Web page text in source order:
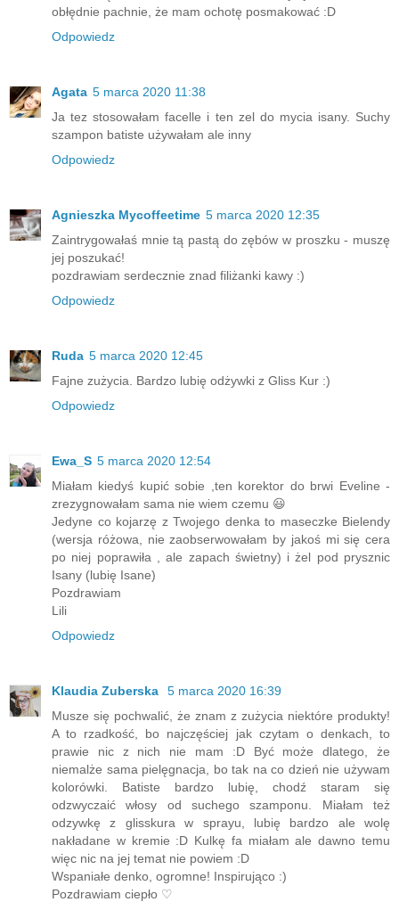
obłędnie pachnie, że mam ochotę posmakować :D
Odpowiedz
Agata 5 marca 2020 11:38
Ja tez stosowałam facelle i ten zel do mycia isany. Suchy
szampon batiste używałam ale inny
Odpowiedz
Agnieszka Mycoffeetime 5 marca 2020 12:35
Zaintrygowałaś mnie tą pastą do zębów w proszku - muszę
jej poszukać!
pozdrawiam serdecznie znad filiżanki kawy :)
Odpowiedz
Ruda 5 marca 2020 12:45
Fajne zużycia. Bardzo lubię odżywki z Gliss Kur :)
Odpowiedz
Ewa_S 5 marca 2020 12:54
Miałam kiedyś kupić sobie ,ten korektor do brwi Eveline -
zrezygnowałam sama nie wiem czemu 😃
Jedyne co kojarzę z Twojego denka to maseczke Bielendy
(wersja różowa, nie zaobserwowałam by jakoś mi się cera
po niej poprawiła , ale zapach świetny) i żel pod prysznic
Isany (lubię Isane)
Pozdrawiam
Lili
Odpowiedz
Klaudia Zuberska
5 marca 2020 16:39
Musze się pochwalić, że znam z zużycia niektóre produkty!
A to rzadkość, bo najczęściej jak czytam o denkach, to
prawie nic z nich nie mam :D Być może dlatego, że
niemalże sama pielęgnacja, bo tak na co dzień nie używam
kolorówki. Batiste bardzo lubię, chodź staram się
odzwyczaić włosy od suchego szamponu. Miałam też
odzywkę z glisskura w sprayu, lubię bardzo ale wolę
nakładane w kremie :D Kulkę fa miałam ale dawno temu
więc nic na jej temat nie powiem :D
Wspaniałe denko, ogromne! Inspirująco :)
Pozdrawiam ciepło ♡